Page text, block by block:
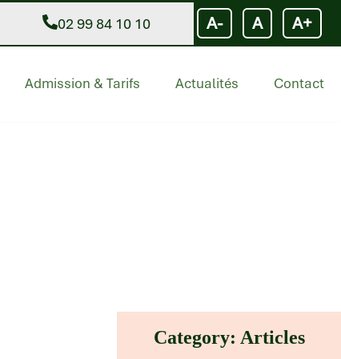
02 99 84 10 10 A- A A+
Admission & Tarifs Actualités Contact
Category: Articles